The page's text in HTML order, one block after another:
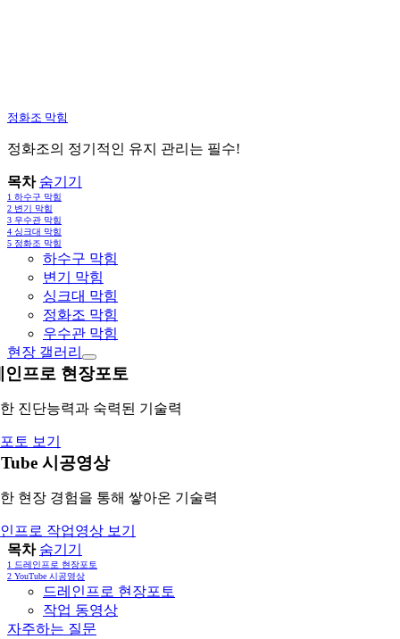
정화조 막힘
정화조의 정기적인 유지 관리는 필수!
목차 숨기기
1 하수구 막힘
2 변기 막힘
3 우수관 막힘
4 싱크대 막힘
5 정화조 막힘
하수구 막힘
변기 막힘
싱크대 막힘
정화조 막힘
우수관 막힘
현장 갤러리
인프로 현장포토
진단능력과 숙력된 기술력
토 보기
시공영상
현장 경험을 통해 쌓아온 기술력
프로 작업영상 보기
목차 숨기기
1 드레인프로 현장포토
2 YouTube 시공영상
드레인프로 현장포토
작업 동영상
자주하는 질문